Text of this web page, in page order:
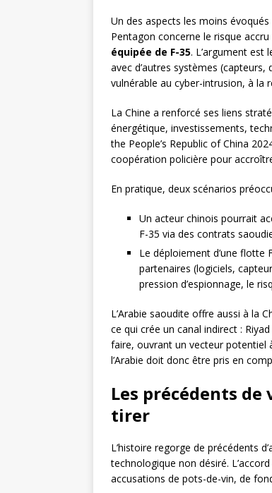
Un des aspects les moins
Pentagon concerne le risque accru
équipée de F-35. L’argument est
avec d’autres systèmes
vulnérable au cyber-intrusion, à la
La Chine a renforcé ses liens
énergétique, investissements,
the People’s Republic of China
coopération policière pour
En pratique, deux scénarios
Un acteur chinois pourrait
F-35 via des contrats
Le déploiement d’une flotte
partenaires (logiciels,
pression d’espionnage, le
L’Arabie saoudite offre aussi à la
ce qui crée un canal indirect :
faire, ouvrant un vecteur potentiel
l’Arabie doit donc être pris en
Les précédents
tirer
L’histoire regorge de précédents
technologique non désiré.
accusations de pots-de-vin, de